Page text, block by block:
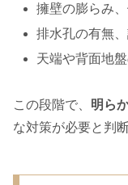
擁壁の膨らみ
排水孔の有無
天端や背面地
この段階で、 明ら
な対策が必要と判